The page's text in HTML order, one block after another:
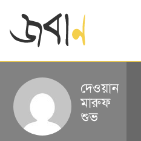
দেওয়ান
মারুফ
শুভ